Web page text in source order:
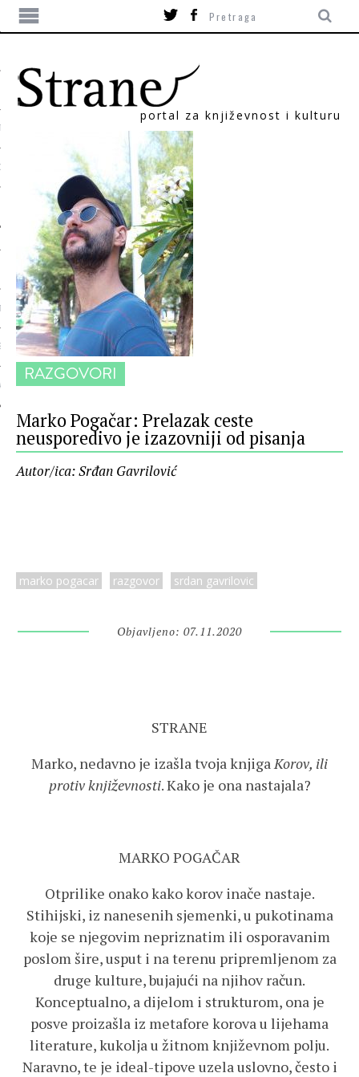
portal za književnost i kulturu
RAZGOVORI
Marko Pogačar: Prelazak ceste
neusporedivo je izazovniji od pisanja
Autor/ica: Srđan Gavrilović
marko pogacar razgovor srdan gavrilovic
Objavljeno: 07.11.2020
STRANE
Marko, nedavno je izašla tvoja knjigaKorov, ili
protiv književnosti. Kako je ona nastajala?
MARKO POGAČAR
Otprilike onako kako korov inače nastaje.
Stihijski, iz nanesenih sjemenki, u pukotinama
koje se njegovim nepriznatim ili osporavanim
poslom šire, usput i na terenu pripremljenom za
druge kulture, bujajući na njihov račun.
Konceptualno, a dijelom i strukturom, ona je
posve proizašla iz metafore korova u lijehama
literature, kukolja u žitnom književnom polju.
Naravno, te je ideal-tipove uzela uslovno, često i